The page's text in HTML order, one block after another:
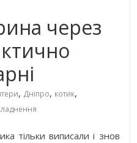
через
, Дніпро, котик,
тільки виписали і знов